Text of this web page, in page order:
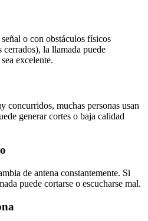
o con obstáculos físicos
la llamada puede
excelente.
concurridos, muchas personas usan
generar cortes o baja calidad
de antena constantemente. Si
puede cortarse o escucharse mal.